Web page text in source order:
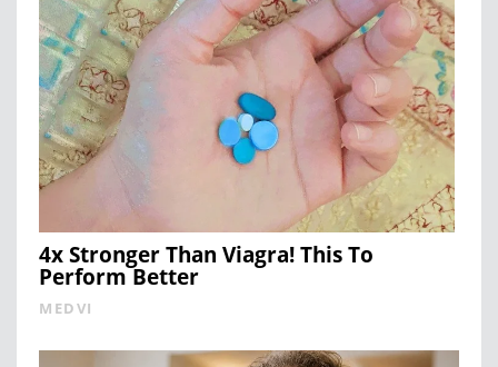
4x Stronger Than Viagra! This To
Perform Better
MEDVI